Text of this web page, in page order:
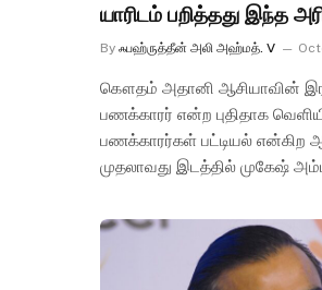
யாரிடம் பறித்தது இந்த
By ஃபஹ்ருத்தீன் அலி அஹ்மத். V
கௌதம் அதானி ஆசியாவின்
பணக்காரர் என்ற புதிதாக
பணக்காரர்கள் பட்டியல் என்கிற
முதலாவது இடத்தில் முகேஷ்